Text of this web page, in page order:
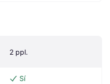
2 ppl.
Sí